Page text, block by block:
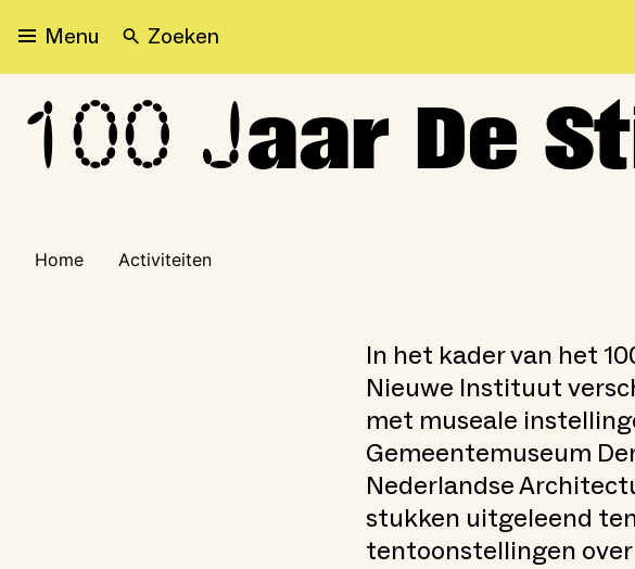
Menu Zoeken
100 Jaar De Stijl
100 Jaar De
Home Activiteiten
In het kader van het
Nieuwe Instituut
met museale
Gemeentemuseum
Nederlandse
stukken uitgeleend
tentoonstellingen over